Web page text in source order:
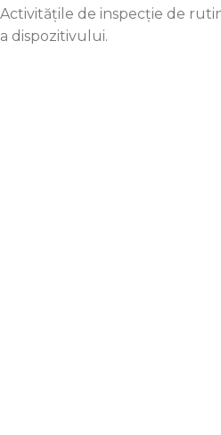
Activitățile de inspecție de
a dispozitivului.